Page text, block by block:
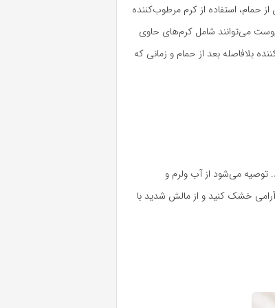
استفاده از کرم مرطوب‌کننده
می‌توانند شامل کرم‌های حاوی
بلافاصله بعد از حمام و زمانی که
توصیه می‌شود از آب ولرم و
خشک کنید و از مالش شدید با